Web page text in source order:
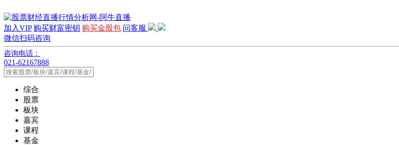
加入VIP 购买财富密钥 购买金股包 问客服
微信扫码咨询
咨询电话：
021-62167888
综合
股票
板块
嘉宾
课程
基金